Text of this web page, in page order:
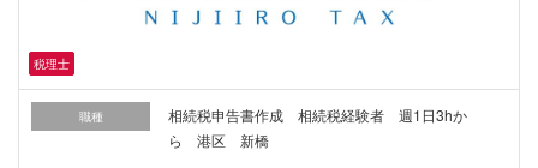
税理士
職種
相続税申告書作成 相続税経験者 週1日3hか
ら 港区 新橋